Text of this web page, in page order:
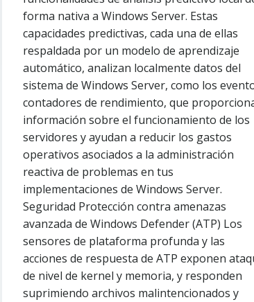
forma nativa a Windows Server. Estas
capacidades predictivas, cada una de ellas
respaldada por un modelo de aprendizaje
automático, analizan localmente datos del
sistema de Windows Server, como los
contadores de rendimiento, que
información sobre el funcionamiento de los
servidores y ayudan a reducir los gastos
operativos asociados a la administración
reactiva de problemas en tus
implementaciones de Windows Server.
Seguridad Protección contra amenazas
avanzada de Windows Defender (ATP) Los
sensores de plataforma profunda y las
acciones de respuesta de ATP exponen
de nivel de kernel y memoria, y responden
suprimiendo archivos malintencionados y